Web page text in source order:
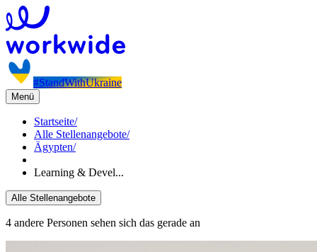
#StandWithUkraine
Menü
Startseite/
Alle Stellenangebote/
Ägypten/
Learning & Devel...
Alle Stellenangebote
4 andere Personen sehen sich das gerade an